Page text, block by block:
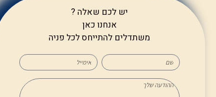
יש לכם שאלה ?
אנחנו כאן
משתדלים להתייחס לכל פניה